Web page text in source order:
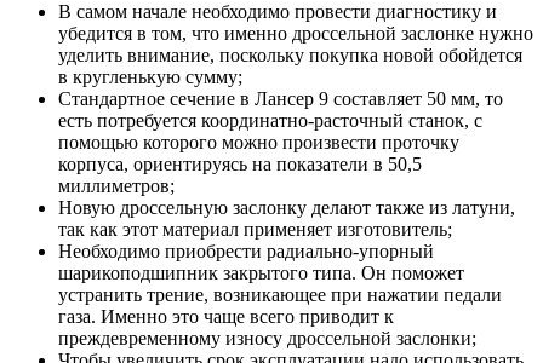
В самом начале необходимо провести диагностику и
убедится в том, что именно дроссельной заслонке нужно
уделить внимание, поскольку покупка новой обойдется
в кругленькую сумму;
Стандартное сечение в Лансер 9 составляет 50 мм, то
есть потребуется координатно-расточный станок, с
помощью которого можно произвести проточку
корпуса, ориентируясь на показатели в 50,5
миллиметров;
Новую дроссельную заслонку делают также из латуни,
так как этот материал применяет изготовитель;
Необходимо приобрести радиально-упорный
шарикоподшипник закрытого типа. Он поможет
устранить трение, возникающее при нажатии педали
газа. Именно это чаще всего приводит к
преждевременному износу дроссельной заслонки;